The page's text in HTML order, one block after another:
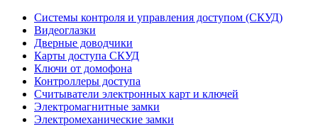
Системы контроля и управления доступом (СКУД)
Видеоглазки
Дверные доводчики
Карты доступа СКУД
Ключи от домофона
Контроллеры доступа
Считыватели электронных карт и ключей
Электромагнитные замки
Электромеханические замки